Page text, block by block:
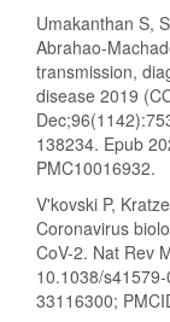
Umakanthan S,
Abrahao-
transmission,
disease 2019
138234. Epub
PMC10016932.
V'kovski P,
Coronavirus
CoV-2. Nat Rev
10.1038/
33116300;